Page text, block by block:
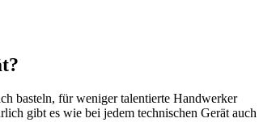
basteln, für weniger talentierte Handwerker
gibt es wie bei jedem technischen Gerät auch